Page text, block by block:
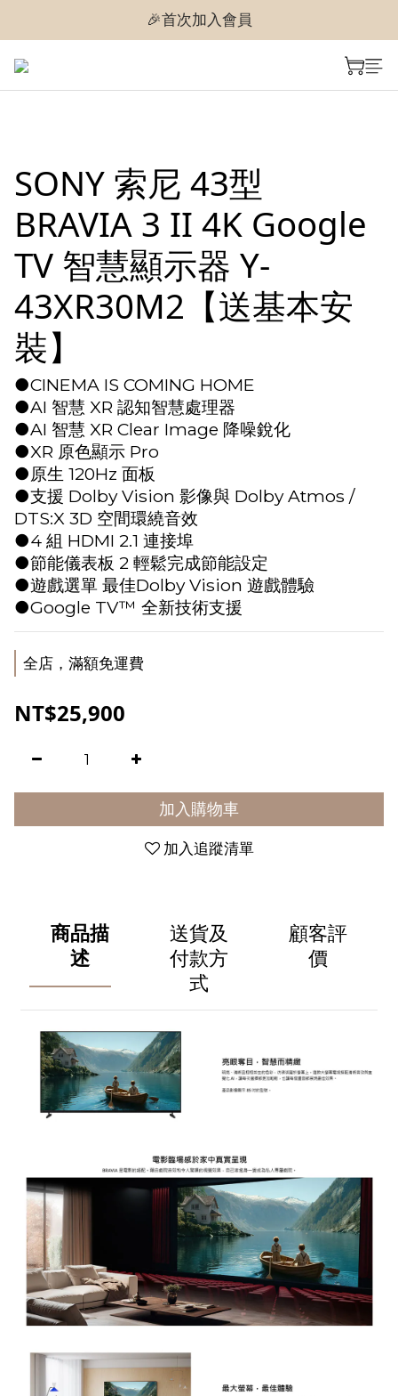
🎉首次加入會員
🎉首次加入會員
SONY 索尼 43型
BRAVIA 3 II 4K Google
TV 智慧顯示器 Y-
43XR30M2【送基本安
裝】
●CINEMA IS COMING HOME
●AI 智慧 XR 認知智慧處理器
●AI 智慧 XR Clear Image 降噪銳化
●XR 原色顯示 Pro
●原生 120Hz 面板
●支援 Dolby Vision 影像與 Dolby Atmos /
DTS:X 3D 空間環繞音效
●4 組 HDMI 2.1 連接埠
●節能儀表板 2 輕鬆完成節能設定
●遊戲選單 最佳Dolby Vision 遊戲體驗
●Google TV™ 全新技術支援
全店，滿額免運費
NT$25,900
加入購物車
加入追蹤清單
商品描
述
送貨及
付款方
式
顧客評
價